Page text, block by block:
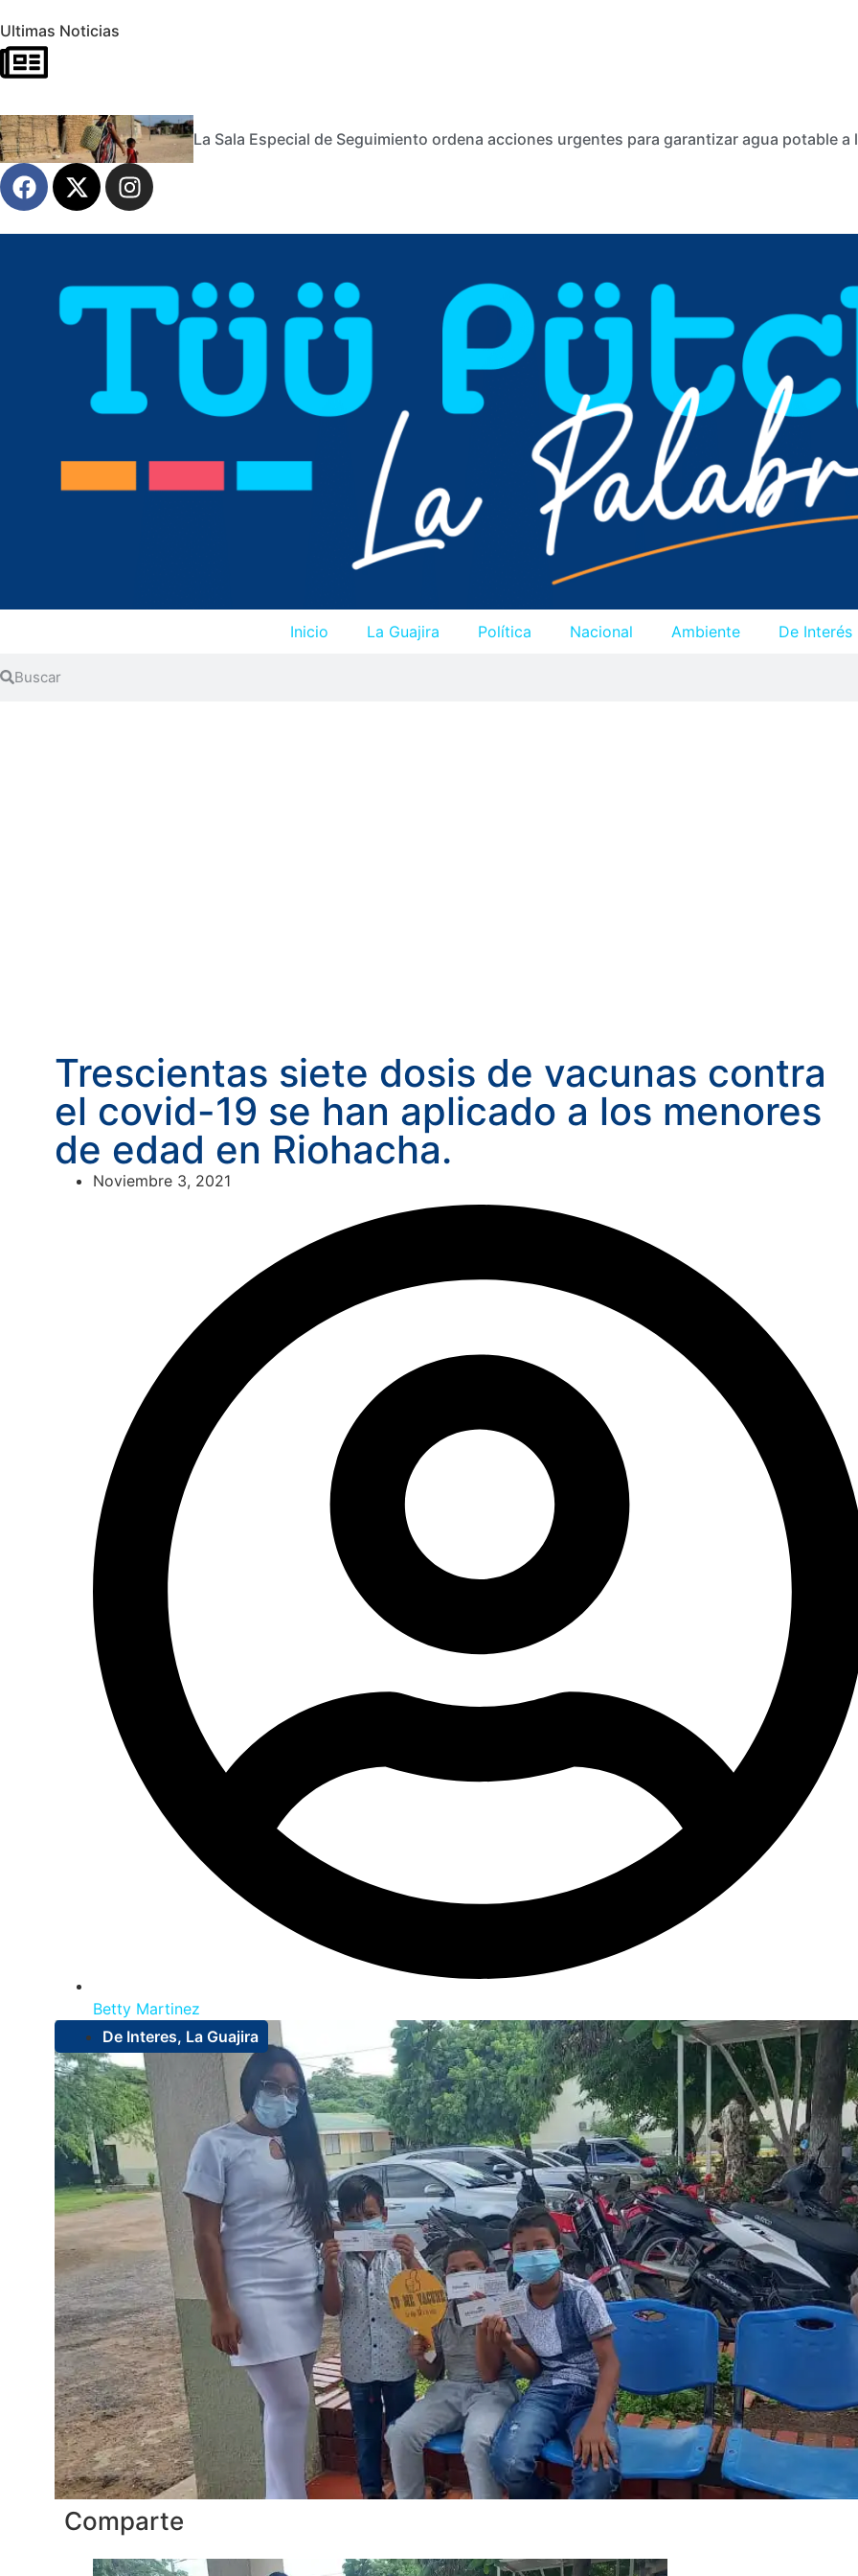
Ultimas Noticias
La Sala Especial de Seguimiento ordena acciones urgentes para garantizar agua potable a
Inicio La Guajira Política Nacional Ambiente De Interés
Trescientas siete dosis de vacunas contra
el covid-19 se han aplicado a los menores
de edad en Riohacha.
Noviembre 3, 2021
Betty Martinez
De Interes, La Guajira
Comparte